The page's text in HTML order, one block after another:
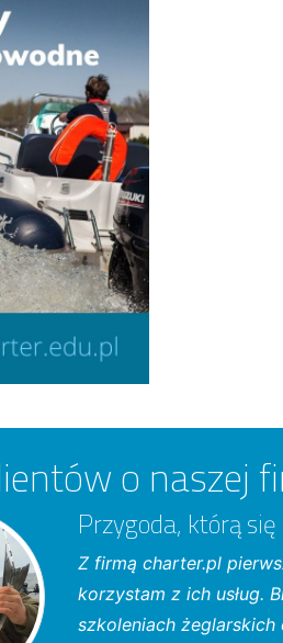
o naszej
Przygoda, którą
Z firmą charter.pl
korzystam z ich usług.
szkoleniach